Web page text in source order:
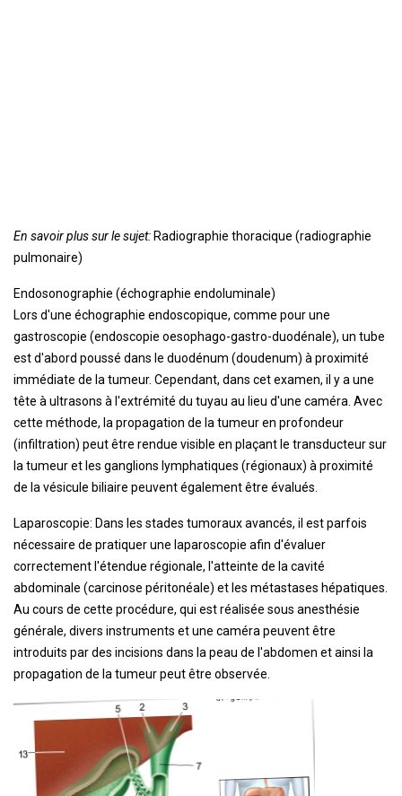
En savoir plus sur le sujet: Radiographie thoracique (radiographie
pulmonaire)
Endosonographie (échographie endoluminale)
Lors d'une échographie endoscopique, comme pour une
gastroscopie (endoscopie oesophago-gastro-duodénale), un tube
est d'abord poussé dans le duodénum (doudenum) à proximité
immédiate de la tumeur. Cependant, dans cet examen, il y a une
tête à ultrasons à l'extrémité du tuyau au lieu d'une caméra. Avec
cette méthode, la propagation de la tumeur en profondeur
(infiltration) peut être rendue visible en plaçant le transducteur sur
la tumeur et les ganglions lymphatiques (régionaux) à proximité
de la vésicule biliaire peuvent également être évalués.
Laparoscopie: Dans les stades tumoraux avancés, il est parfois
nécessaire de pratiquer une laparoscopie afin d'évaluer
correctement l'étendue régionale, l'atteinte de la cavité
abdominale (carcinose péritonéale) et les métastases hépatiques.
Au cours de cette procédure, qui est réalisée sous anesthésie
générale, divers instruments et une caméra peuvent être
introduits par des incisions dans la peau de l'abdomen et ainsi la
propagation de la tumeur peut être observée.